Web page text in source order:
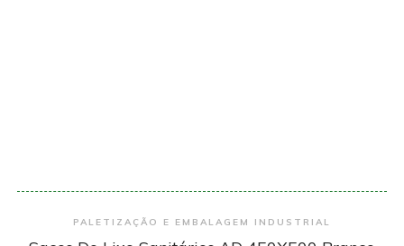
Encomendar
PALETIZAÇÃO E EMBALAGEM INDUSTRIAL